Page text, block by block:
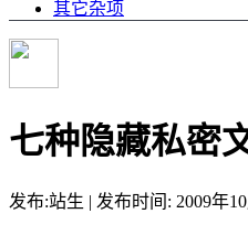
其它杂项
七种隐藏私密
发布:站生 | 发布时间: 2009年10